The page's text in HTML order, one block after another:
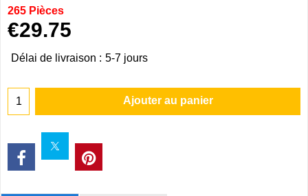
265 Pièces
€29.75
Délai de livraison : 5-7 jours
Ajouter au panier